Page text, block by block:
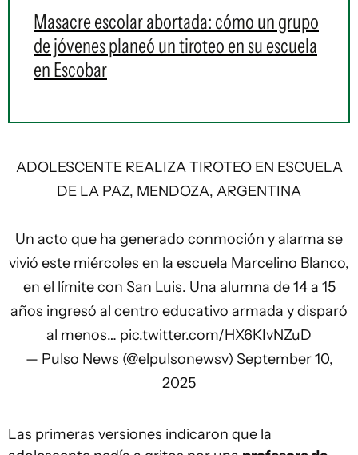
Masacre escolar abortada: cómo un grupo
de jóvenes planeó un tiroteo en su escuela
en Escobar
ADOLESCENTE REALIZA TIROTEO EN ESCUELA
DE LA PAZ, MENDOZA, ARGENTINA
Un acto que ha generado conmoción y alarma se
vivió este miércoles en la escuela Marcelino Blanco,
en el límite con San Luis. Una alumna de 14 a 15
años ingresó al centro educativo armada y disparó
al menos… pic.twitter.com/HX6KIvNZuD
— Pulso News (@elpulsonewsv) September 10,
2025
Las primeras versiones indicaron que la